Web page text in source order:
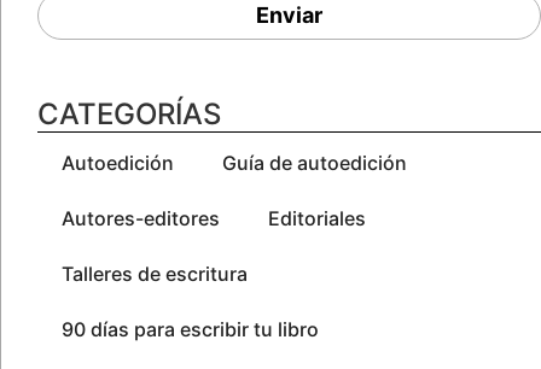
Enviar
CATEGORÍAS
Autoedición Guía de autoedición
Autores-editores Editoriales
Talleres de escritura
90 días para escribir tu libro